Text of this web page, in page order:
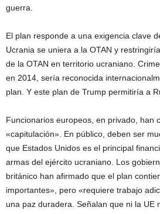
guerra.
El plan responde a una exigencia clave
Ucrania se uniera a la OTAN y
de la OTAN en territorio ucraniano.
en 2014, sería reconocida
plan. Y este plan de Trump permitiría a
Funcionarios europeos, en privado, han
«capitulación». En público, deben ser
que Estados Unidos es el principal
armas del ejército ucraniano. Los
británico han afirmado que el plan
importantes», pero «requiere trabajo
una paz duradera. Señalan que ni la UE